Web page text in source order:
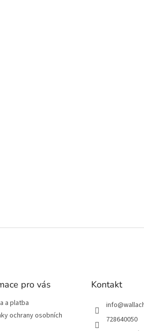
pro vás
a platba
ochrany osobních
Kontakt
info@
728640050